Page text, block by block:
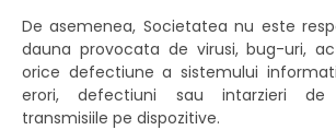
De asemenea, Societatea nu este
dauna provocata de virusi, bug-uri,
orice defectiune a sistemului
erori, defectiuni sau intarzieri
transmisiile pe dispozitive.